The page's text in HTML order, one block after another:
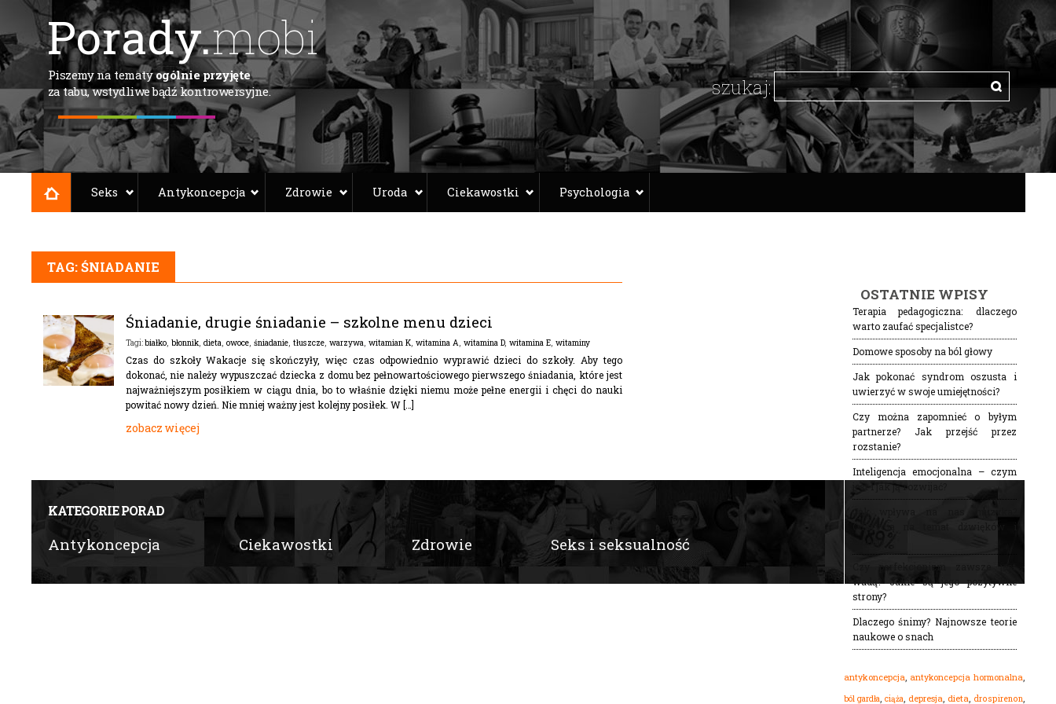
Porady.mobi
Piszemy na tematyogólnie przyjęte
za tabu, wstydliwe bądź kontrowersyjne.
Seks Antykoncepcja Zdrowie Uroda Ciekawostki Psychologia
TAG: ŚNIADANIE
Śniadanie, drugie śniadanie – szkolne menu dzieci
Tagi:białko, błonnik, dieta, owoce, śniadanie, tłuszcze, warzywa, witamian K, witamina A, witamina D, witamina E, witaminy
Czas do szkoły Wakacje się skończyły, więc czas odpowiednio wyprawić dzieci do szkoły. Aby tego
dokonać, nie należy wypuszczać dziecka z domu bez pełnowartościowego pierwszego śniadania, które jest
najważniejszym posiłkiem w ciągu dnia, bo to właśnie dzięki niemu może pełne energii i chęci do nauki
powitać nowy dzień. Nie mniej ważny jest kolejny posiłek. W […]
zobacz więcej
KATEGORIE PORAD
Antykoncepcja Ciekawostki Zdrowie Seks i seksualność
OSTATNIE WPISY
Terapia pedagogiczna: dlaczego
warto zaufać specjalistce?
Domowe sposoby na ból głowy
Jak pokonać syndrom oszusta i
uwierzyć w swoje umiejętności?
Czy można zapomnieć o byłym
partnerze? Jak przejść przez
rozstanie?
Inteligencja emocjonalna – czym
jest i jak ją rozwijać?
Czy perfekcjonizm zawsze jest
wadą? Jakie są jego pozytywne
strony?
Dlaczego śnimy? Najnowsze teorie
naukowe o snach
antykoncepcja antykoncepcja hormonalna
ból gardła ciąża depresja dieta drospirenon